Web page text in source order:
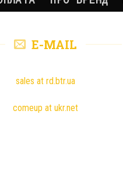
E-MAIL
sales at rd.btr.ua
comeup at ukr.net